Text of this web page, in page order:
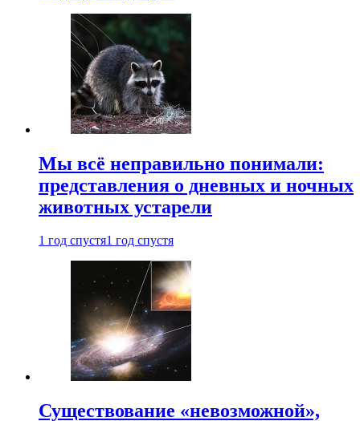
Мы всё неправильно понимали:
представления о дневных и ночных
животных устарели
1 год спустя1 год спустя
Существование «невозможной»,